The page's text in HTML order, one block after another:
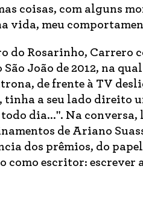
coisas, com alguns
vida, meu
do Rosarinho, Carrero
João de 2012, na
de frente à TV
, tinha a seu lado direito
todo dia...". Na
de Ariano
dos prêmios, do
como escritor: escrever